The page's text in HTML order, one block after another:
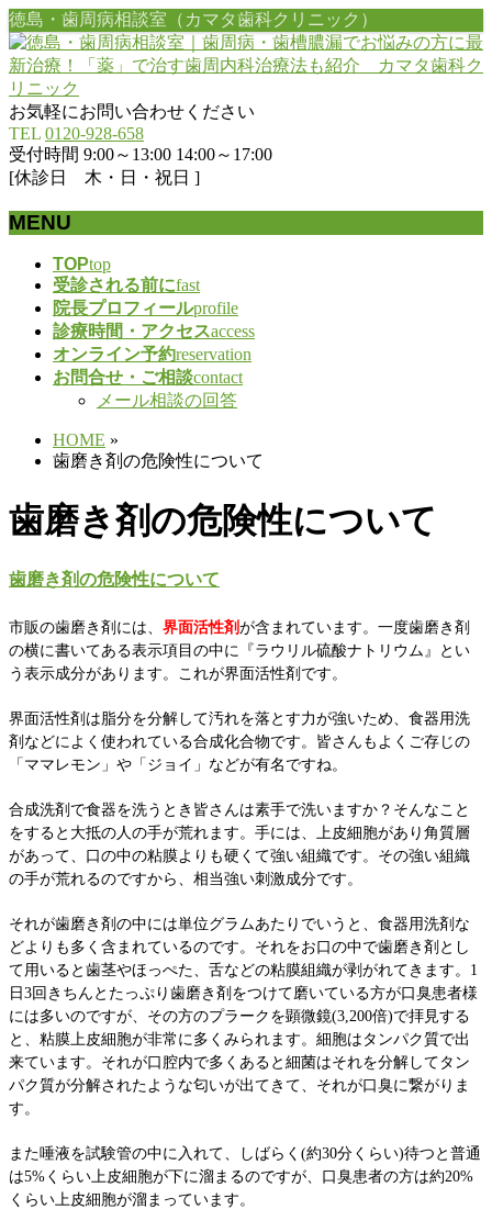
徳島・歯周病相談室（カマタ歯科クリニック）
お気軽にお問い合わせください
TEL 0120-928-658
受付時間 9:00～13:00 14:00～17:00
[休診日 木・日・祝日 ]
MENU
TOPtop
受診される前にfast
院長プロフィールprofile
診療時間・アクセスaccess
オンライン予約reservation
お問合せ・ご相談contact
メール相談の回答
HOME »
歯磨き剤の危険性について
歯磨き剤の危険性について
歯磨き剤の危険性について
市販の歯磨き剤には、 界面活性剤が含まれています。一度歯磨き剤
の横に書いてある表示項目の中に『ラウリル硫酸ナトリウム』とい
う表示成分があります。これが界面活性剤です。
界面活性剤は脂分を分解して汚れを落とす力が強いため、食器用洗
剤などによく使われている合成化合物です。皆さんもよくご存じの
「ママレモン」や「ジョイ」などが有名ですね。
合成洗剤で食器を洗うとき皆さんは素手で洗いますか？そんなこと
をすると大抵の人の手が荒れます。手には、上皮細胞があり角質層
があって、口の中の粘膜よりも硬くて強い組織です。その強い組織
の手が荒れるのですから、相当強い刺激成分です。
それが歯磨き剤の中には単位グラムあたりでいうと、食器用洗剤な
どよりも多く含まれているのです。それをお口の中で歯磨き剤とし
て用いると歯茎やほっぺた、舌などの粘膜組織が剥がれてきます。1
日3回きちんとたっぷり歯磨き剤をつけて磨いている方が口臭患者様
には多いのですが、その方のプラークを顕微鏡(3,200倍)で拝見する
と、粘膜上皮細胞が非常に多くみられます。細胞はタンパク質で出
来ています。それが口腔内で多くあると細菌はそれを分解してタン
パク質が分解されたような匂いが出てきて、それが口臭に繋がりま
す。
また唾液を試験管の中に入れて、しばらく(約30分くらい)待つと普通
は5%くらい上皮細胞が下に溜まるのですが、口臭患者の方は約20%
くらい上皮細胞が溜まっています。